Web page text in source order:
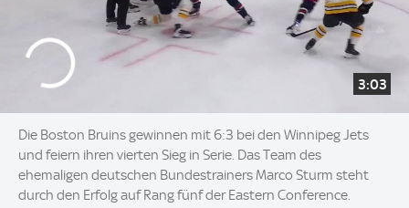
3:03
Die Boston Bruins gewinnen mit 6:3 bei den Winnipeg Jets
und feiern ihren vierten Sieg in Serie. Das Team des
ehemaligen deutschen Bundestrainers Marco Sturm steht
durch den Erfolg auf Rang fünf der Eastern Conference.